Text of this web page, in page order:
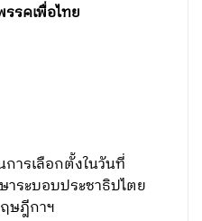
รคเพื่อไทย
ารเลือกตั้งในวันที่
ระบอบประชาธิปไตย
ษฎีกาฯ